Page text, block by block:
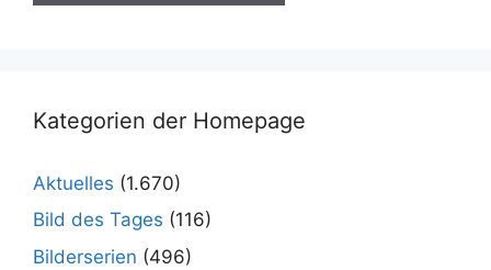
Kategorien der Homepage
Aktuelles (1.670)
Bild des Tages (116)
Bilderserien (496)